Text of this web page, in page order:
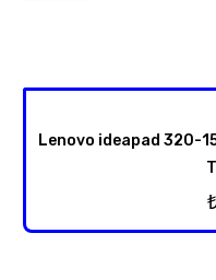
Lenovo ideapad 320-